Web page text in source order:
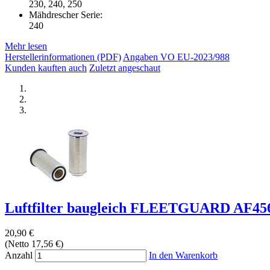
230, 240, 250
Mähdrescher Serie:
240
Mehr lesen
Herstellerinformationen (PDF) Angaben VO EU-2023/988
Kunden kauften auch Zuletzt angeschaut
Luftfilter baugleich FLEETGUARD
20,90 €
(Netto 17,56 €)
Anzahl
In den Warenkorb